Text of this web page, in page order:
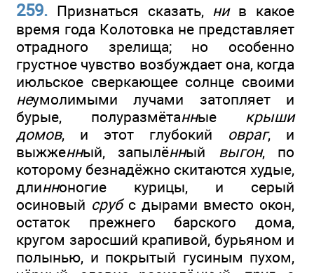
259. Признаться сказать, нив какое
время года Колотовка не представляет
отрадного зрелища; но особенно
грустное чувство возбуждает она, когда
июльское сверкающее солнце своими
неумолимыми лучами затопляет и
бурые, полуразмётанные крыши
домов, и этот глубокий овраг, и
выжженный, запылённый выгон, по
которому безнадёжно скитаются худые,
длинноногие курицы, и серый
осиновый срубс дырами вместо окон,
остаток прежнего барского дома,
кругом заросший крапивой, бурьяном и
полынью, и покрытый гусиным пухом,